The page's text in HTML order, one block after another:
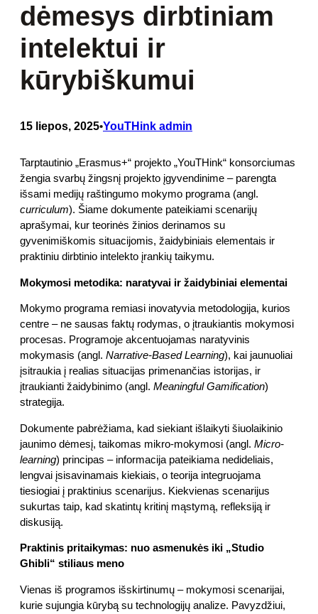
dėmesys dirbtiniam
intelektui ir
kūrybiškumui
15 liepos, 2025•YouTHink admin
Tarptautinio „Erasmus+“ projekto „YouTHink“ konsorciumas
žengia svarbų žingsnį projekto įgyvendinime – parengta
išsami medijų raštingumo mokymo programa (angl.
curriculum). Šiame dokumente pateikiami scenarijų
aprašymai, kur teorinės žinios derinamos su
gyvenimiškomis situacijomis, žaidybiniais elementais ir
praktiniu dirbtinio intelekto įrankių taikymu.
Mokymosi metodika: naratyvai ir žaidybiniai elementai
Mokymo programa remiasi inovatyvia metodologija, kurios
centre – ne sausas faktų rodymas, o įtraukiantis mokymosi
procesas. Programoje akcentuojamas naratyvinis
mokymasis (angl. Narrative-Based Learning), kai jaunuoliai
įsitraukia į realias situacijas primenančias istorijas, ir
įtraukianti žaidybinimo (angl. Meaningful Gamification)
strategija.
Dokumente pabrėžiama, kad siekiant išlaikyti šiuolaikinio
jaunimo dėmesį, taikomas mikro-mokymosi (angl. Micro-
learning) principas – informacija pateikiama nedideliais,
lengvai įsisavinamais kiekiais, o teorija integruojama
tiesiogiai į praktinius scenarijus. Kiekvienas scenarijus
sukurtas taip, kad skatintų kritinį mąstymą, refleksiją ir
diskusiją.
Praktinis pritaikymas: nuo asmenukės iki „Studio
Ghibli“ stiliaus meno
Vienas iš programos išskirtinumų – mokymosi scenarijai,
kurie sujungia kūrybą su technologijų analize. Pavyzdžiui,